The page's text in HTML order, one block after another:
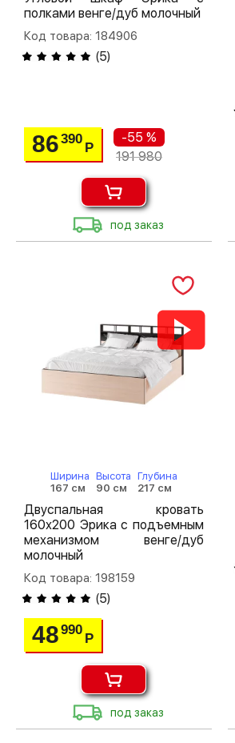
полками венге/дуб молочный
Код товара: 184906
(5)
86390
Р
-55 %
191 980
под заказ
Ширина
167 см
Высота
90 см
Глубина
217 см
Двуспальная кровать
160х200 Эрика с подъемным
механизмом венге/дуб
молочный
Код товара: 198159
(5)
48990
Р
под заказ